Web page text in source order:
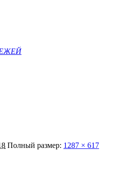
Полный размер: 1287 × 617